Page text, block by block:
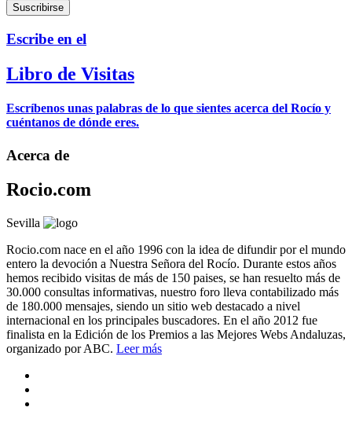
Escribe en el
Libro de Visitas
Escríbenos unas palabras de lo que sientes acerca del Rocío y
cuéntanos de dónde eres.
Acerca de
Rocio.com
Sevilla
Rocio.com nace en el año 1996 con la idea de difundir por el mundo
entero la devoción a Nuestra Señora del Rocío. Durante estos años
hemos recibido visitas de más de 150 paises, se han resuelto más de
30.000 consultas informativas, nuestro foro lleva contabilizado más
de 180.000 mensajes, siendo un sitio web destacado a nivel
internacional en los principales buscadores. En el año 2012 fue
finalista en la Edición de los Premios a las Mejores Webs Andaluzas,
organizado por ABC. Leer más